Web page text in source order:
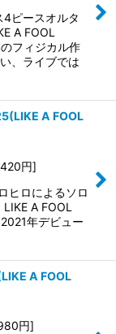
ピースオルタ
A FOOL
フィジカル作
、ライブでは
A FOOL
円]
ヒロによるソロ
A FOOL
年デビュー
A FOOL
円]